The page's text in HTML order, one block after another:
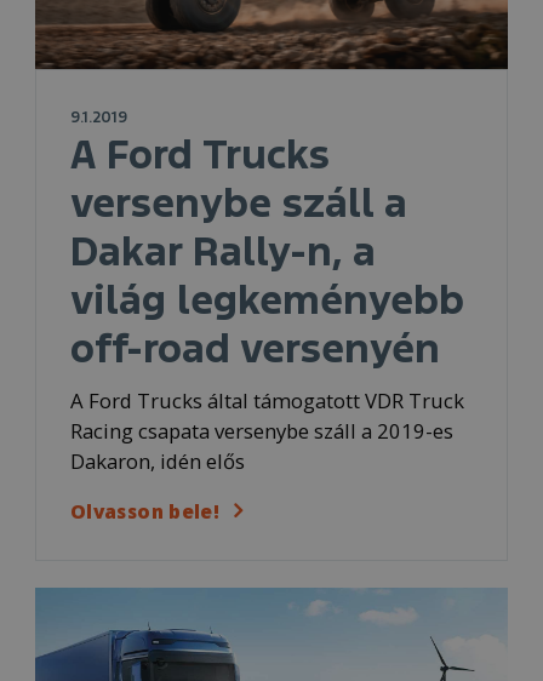
9.1.2019
A Ford Trucks
versenybe száll a
Dakar Rally-n, a
világ legkeményebb
off-road versenyén
A Ford Trucks által támogatott VDR Truck
Racing csapata versenybe száll a 2019-es
Dakaron, idén elős
Olvasson bele!